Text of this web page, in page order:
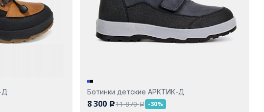
Д Ботинки детские АРКТИК-Д
8 300 c11 870a -30%